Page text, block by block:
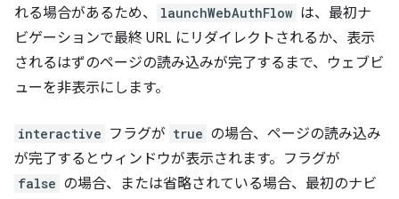
れる場合があるため、
launchWebAuthFlow は、最初ナ
ビゲーションで最終 URL にリダイレクトされるか、表示
されるはずのページの読み込みが完了するまで、ウェブビ
ューを非表示にします。
interactive フラグが true の場合、ページの読み込み
が完了するとウィンドウが表示されます。フラグが
false の場合、または省略されている場合、最初のナビ